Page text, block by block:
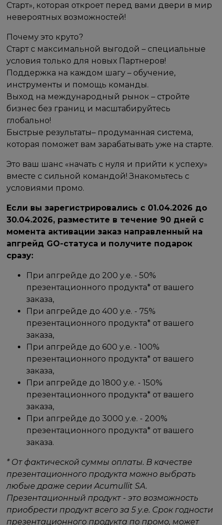
Старт», которая откроет перед вами двери в мир
невероятных возможностей!
Почему это круто?
Старт с максимальной выгодой – специальные
условия только для новых Партнеров!
Поддержка на каждом шагу – обучение,
инструменты и помощь команды.
Выход на международный рынок – стройте
бизнес без границ и масштабируйтесь
глобально!
Быстрые результаты– продуманная система,
которая поможет вам зарабатывать уже на старте.
Это ваш шанс «начать с нуля и прийти к успеху»
вместе с сильной командой! Знакомьтесь с
условиями промо.
Если вы зарегистрировались с 01.04.2026 до
30.04.2026, разместите в течение 90 дней с
момента активации заказ направленный на
апгрейд GO-статуса и получите подарок
сразу:
При апгрейде до 200 у.е. - 50%
презентационного продукта* от вашего
заказа,
При апгрейде до 400 у.е. - 75%
презентационного продукта* от вашего
заказа,
При апгрейде до 600 у.е. - 100%
презентационного продукта* от вашего
заказа,
При апгрейде до 1800 у.е. - 150%
презентационного продукта* от вашего
заказа,
При апгрейде до 3000 у.е. - 200%
презентационного продукта* от вашего
заказа.
* От фактической суммы оплаты. В качестве
презентационного продукта можно выбрать
любые драже серии Acumullit SA.
Презентационный продукт - это возможность
приобрести продукт всего за 5 у.е. Срок годности
презентационного продукта по промо, может